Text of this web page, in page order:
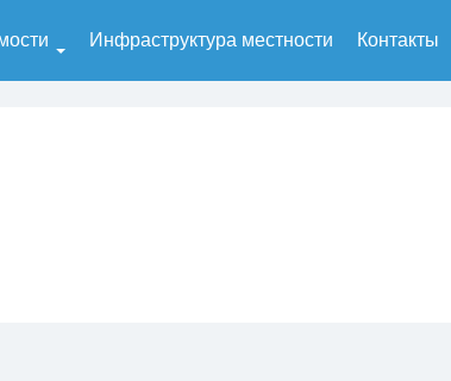
Инфраструктура местности Контакты